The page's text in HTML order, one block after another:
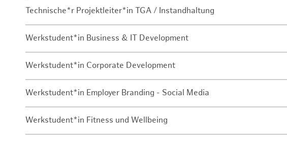
Technische*r Projektleiter*in TGA / Instandhaltung
Werkstudent*in Business & IT Development
Werkstudent*in Corporate Development
Werkstudent*in Employer Branding - Social Media
Werkstudent*in Fitness und Wellbeing